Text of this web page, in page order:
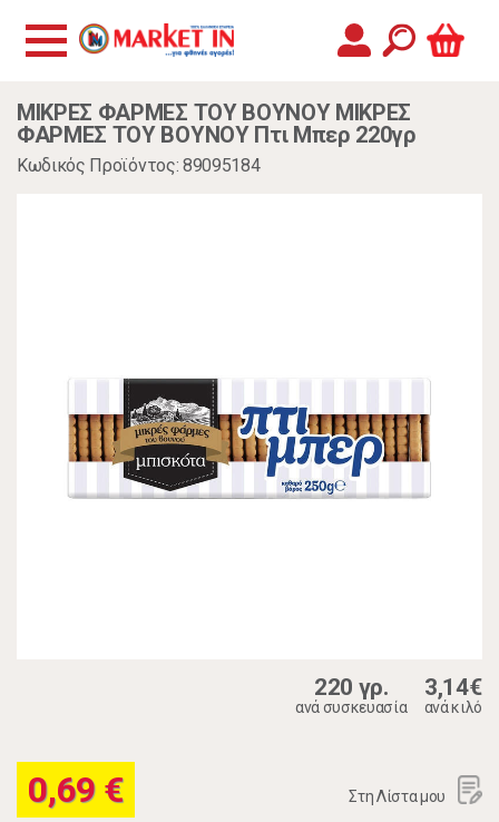
ΜΙΚΡΕΣ ΦΑΡΜΕΣ ΤΟΥ ΒΟΥΝΟΥ ΜΙΚΡΕΣ
ΦΑΡΜΕΣ ΤΟΥ ΒΟΥΝΟΥ Πτι Μπερ 220γρ
Κωδικός Προϊόντος: 89095184
220 γρ.
ανά συσκευασία
3,14€
ανά κιλό
0,69 € Στη Λίστα μου